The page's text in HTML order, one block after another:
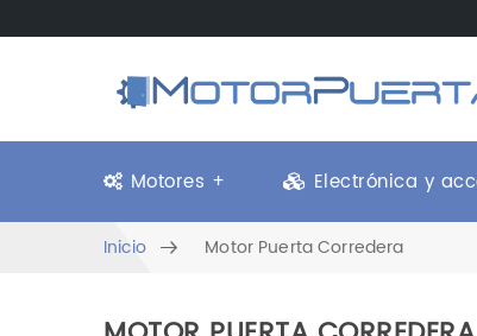
Motores + Electrónica y
Inicio Motor Puerta Corredera